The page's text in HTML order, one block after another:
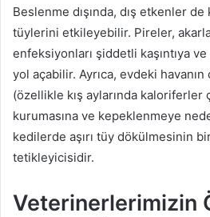
Beslenme dışında, dış etkenler
tüylerini etkileyebilir. Pireler,
enfeksiyonları şiddetli kaşıntıya
yol açabilir. Ayrıca, evdeki havanın
(özellikle kış aylarında kaloriferler
kurumasına ve kepeklenmeye
kedilerde aşırı tüy dökülmesinin
tetikleyicisidir.
Veterinerlerimizin